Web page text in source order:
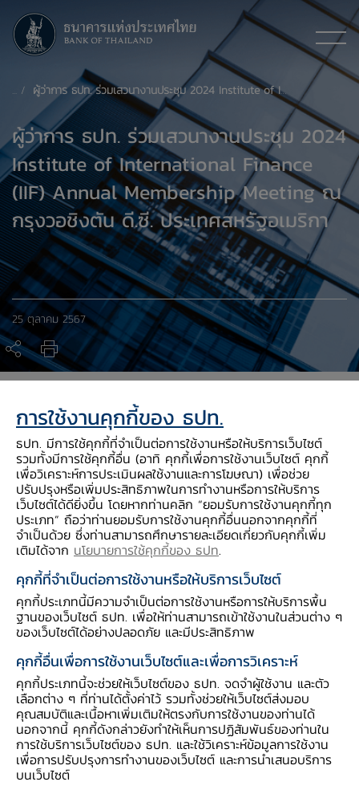
ผู้ว่าการ ธปท. ร่วมเสวนางานประชุม 2024 Institute of International Finance (IIF) Annual Membership Meeting ณ กรุงวอชิงตัน ดี.ซี. ประเทศสหรัฐอเมริกา
ผู้ว่าการ ธปท. ร่วมเสวนางานประชุม 2024
Institute of International Finance
(IIF) Annual Membership Meeting ณ
กรุงวอชิงตัน ดี.ซี. ประเทศสหรัฐอเมริกา
25 ตุลาคม 2567
เมื่อวันที่ 22 ต.ค. 2567 ดร.เศรษฐพุฒิ สุทธิวาทนฤ
พุฒิ ผู้ว่าการธนาคารแห่งประเทศไทย เข้าร่วมเสวนา
ในงานประชุม 2024 Institute of
International Finance (IIF) Annual
Membership Meeting ในช่วง In
Conversation with Policymakers โดยให้มุม
มองเกี่ยวกับการดำเนินนโยบายการเงินล่าสุดของ
ไทย รวมถึงผลกระทบจากการชะลอลงของเศรษฐกิจ
จีน รวมทั้งแนวนโยบายรับมือกับความผันผวนของ
ตลาดเงินจากการดำเนินนโยบายของกลุ่มประเทศ
เศรษฐกิจหลัก นอกจากนี้ ยังได้แบ่งปัน
ประสบการณ์ด้านการเงินดิจิทัลของไทย ทั้งโครงการ
mBridge การชำระเงินด้วย standardized QR
และการเชื่อมต่อระบบการชำระเงินระหว่างประเทศ
ระหว่างระบบพร้อมเพย์ (PromptPay) และระบบ
การใช้งานคุกกี้ของ ธปท.
ธปท. มีการใช้คุกกี้ที่จำเป็นต่อการใช้งานหรือให้บริการเว็บไซต์
รวมทั้งมีการใช้คุกกี้อื่น (อาทิ คุกกี้เพื่อการใช้งานเว็บไซต์ คุกกี้
เพื่อวิเคราะห์การประเมินผลใช้งานและการโฆษณา) เพื่อช่วย
ปรับปรุงหรือเพิ่มประสิทธิภาพในการทำงานหรือการให้บริการ
เว็บไซต์ได้ดียิ่งขึ้น โดยหากท่านคลิก “ยอมรับการใช้งานคุกกี้ทุก
ประเภท” ถือว่าท่านยอมรับการใช้งานคุกกี้อื่นนอกจากคุกกี้ที่
จำเป็นด้วย ซึ่งท่านสามารถศึกษารายละเอียดเกี่ยวกับคุกกี้เพิ่ม
เติมได้จาก นโยบายการใช้คุกกี้ของ ธปท.
คุกกี้ที่จำเป็นต่อการใช้งานหรือให้บริการเว็บไซต์
คุกกี้ประเภทนี้มีความจำเป็นต่อการใช้งานหรือการให้บริการพื้น
ฐานของเว็บไซต์ ธปท. เพื่อให้ท่านสามารถเข้าใช้งานในส่วนต่าง ๆ
ของเว็บไซต์ได้อย่างปลอดภัย และมีประสิทธิภาพ
คุกกี้อื่นเพื่อการใช้งานเว็บไซต์และเพื่อการวิเคราะห์
คุกกี้ประเภทนี้จะช่วยให้เว็บไซต์ของ ธปท. จดจำผู้ใช้งาน และตัว
เลือกต่าง ๆ ที่ท่านได้ตั้งค่าไว้ รวมทั้งช่วยให้เว็บไซต์ส่งมอบ
คุณสมบัติและเนื้อหาเพิ่มเติมให้ตรงกับการใช้งานของท่านได้
นอกจากนี้ คุกกี้ดังกล่าวยังทำให้เห็นการปฏิสัมพันธ์ของท่านใน
การใช้บริการเว็บไซต์ของ ธปท. และใช้วิเคราะห์ข้อมูลการใช้งาน
เพื่อการปรับปรุงการทำงานของเว็บไซต์ และการนำเสนอบริการ
บนเว็บไซต์